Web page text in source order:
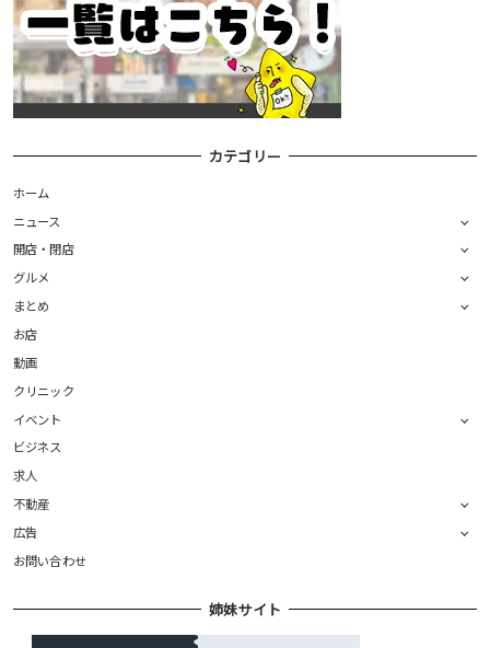
カテゴリー
ホーム
ニュース
開店・閉店
グルメ
まとめ
お店
動画
クリニック
イベント
ビジネス
求人
不動産
広告
お問い合わせ
姉妹サイト